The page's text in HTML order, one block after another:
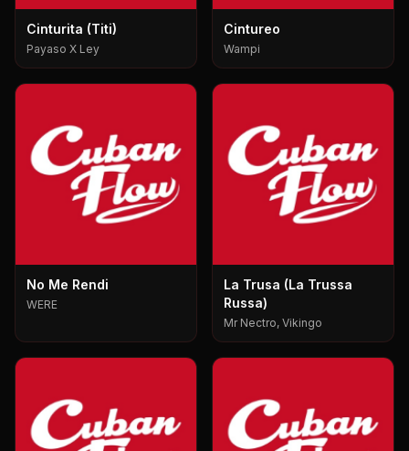
Cinturita (Titi)
Payaso X Ley
Cintureo
Wampi
No Me Rendi
WERE
La Trusa (La Trussa
Russa)
Mr Nectro, Vikingo